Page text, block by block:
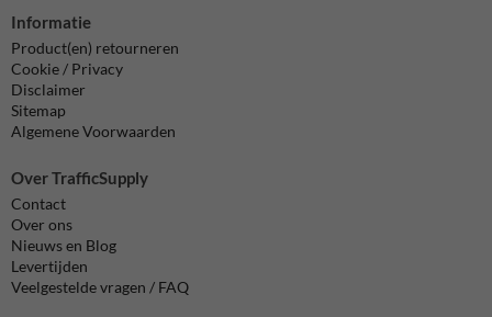
Informatie
Product(en) retourneren
Cookie / Privacy
Disclaimer
Sitemap
Algemene Voorwaarden
Over TrafficSupply
Contact
Over ons
Nieuws en Blog
Levertijden
Veelgestelde vragen / FAQ